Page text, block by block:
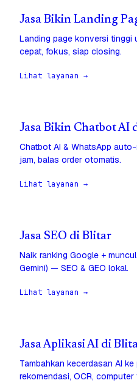
Jasa Bikin Landing
Landing page konversi
cepat, fokus, siap closing.
Lihat layanan →
Jasa Bikin Chatbot AI
Chatbot AI & WhatsApp
jam, balas order otomatis.
Lihat layanan →
Jasa SEO di Blitar
Naik ranking Google +
Gemini) — SEO & GEO lokal.
Lihat layanan →
Jasa Aplikasi AI di
Tambahkan kecerdasan AI
rekomendasi, OCR, computer